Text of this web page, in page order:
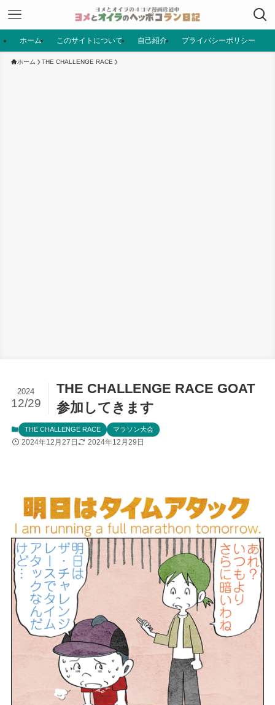
ホーム このサイトについて 自己紹介 プライバシーポリシー
ホーム THE CHALLENGE RACE
THE CHALLENGE RACE GOAT
参加してきます
2024
12/29
THE CHALLENGE RACE マラソン大会
2024年12月27日 2024年12月29日